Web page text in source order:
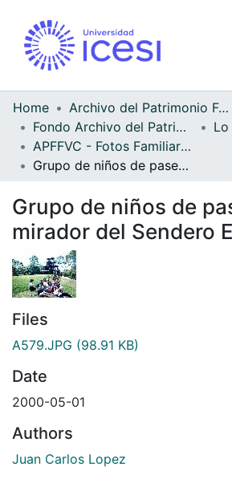
Home
Archivo del Patrimonio Fotográfico y Fílmico del Valle del Cauca
Fondo Archivo del Patrimonio Fotográfico y Fílmico del Valle del Cauca
APFFVC - Fotos Familiares - Patrimonial
Grupo de niños de paseo al mirador del Sendero Ecológico
Grupo de niños de
mirador del Sendero
Files
A579.JPG (98.91 KB)
Date
2000-05-01
Authors
Juan Carlos Lopez